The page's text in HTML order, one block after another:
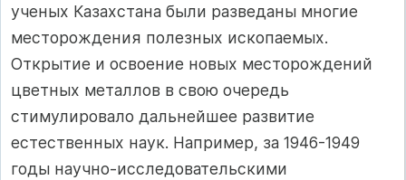
ученых Казахстана были разведаны многие
месторождения полезных ископаемых.
Открытие и освоение новых месторождений
цветных металлов в свою очередь
стимулировало дальнейшее развитие
естественных наук. Например, за 1946-1949
годы научно-исследовательскими